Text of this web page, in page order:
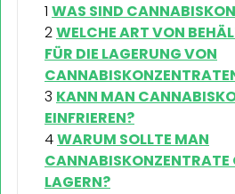
WAS SIND
WELCHE ART VON
FÜR DIE LAGERUNG VON
KANN MAN
EINFRIEREN?
WARUM SOLLTE MAN
CANNABISKONZENTRATE
LAGERN?